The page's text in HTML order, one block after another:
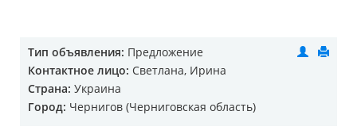
Тип объявления: Предложение
Контактное лицо: Светлана, Ирина
Страна: Украина
Город: Чернигов (Черниговская область)